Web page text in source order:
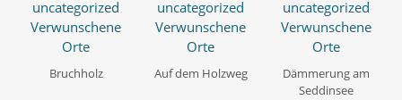
Bruchholz Auf dem Holzweg
Dämmerung am
Seddinsee